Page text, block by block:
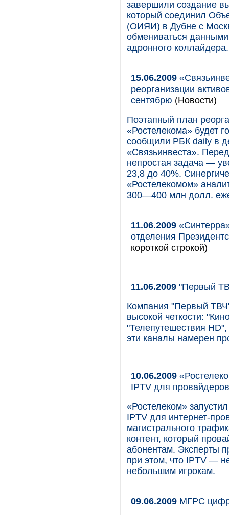
завершили создание
который соединил
(ОИЯИ) в Дубне с
обмениваться
адронного коллайдера.
15.06.2009
реорганизации
сентябрю (Новости)
Поэтапный план
«Ростелекома» будет
сообщили РБК daily в
«Связьинвеста».
непростая задача —
23,8 до 40%.
«Ростелекомом»
300—400 млн долл.
11.06.2009
отделения
короткой строкой)
11.06.2009 "Первый
Компания "Первый
высокой четкости:
"Телепутешествия
эти каналы намерен
10.06.2009
IPTV для провайдеров
«Ростелеком»
IPTV для интернет-
магистрального
контент, который
абонентам. Эксперты
при этом, что IPTV —
небольшим игрокам.
09.06.2009 МГРС